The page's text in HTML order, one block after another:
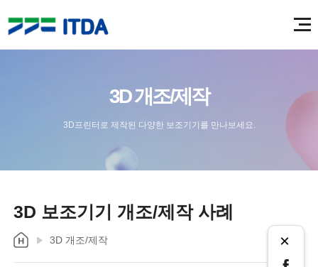
3D 개조/제작
3D프린터로 제작된 다양한 보조기기를 만나보세요.
3D 보조기기 개조/제작 사례
3D 개조/제작 ×